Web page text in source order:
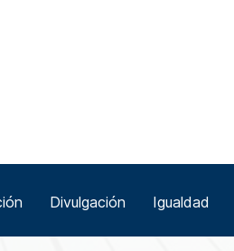
Divulgación Igualdad